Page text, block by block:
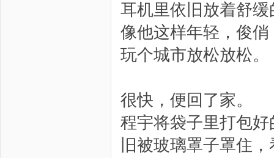
耳机里依旧放着舒
像他这样年轻，俊
玩个城市放松放松。
很快，便回了家。
程宇将袋子里打包
旧被玻璃罩子罩住